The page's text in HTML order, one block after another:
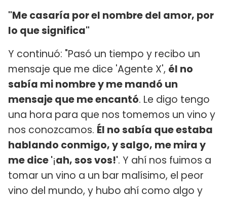
"Me casaría por el nombre del amor, por
lo que significa"
Y continuó: "Pasó un tiempo y recibo un
mensaje que me dice 'Agente X', él no
sabía mi nombre y me mandó un
mensaje que me encantó. Le digo tengo
una hora para que nos tomemos un vino y
nos conozcamos. Él no sabía que estaba
hablando conmigo, y salgo, me mira y
me dice '¡ah, sos vos!'. Y ahí nos fuimos a
tomar un vino a un bar malísimo, el peor
vino del mundo, y hubo ahí como algo y